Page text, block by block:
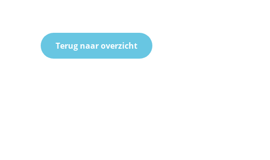
Terug naar overzicht